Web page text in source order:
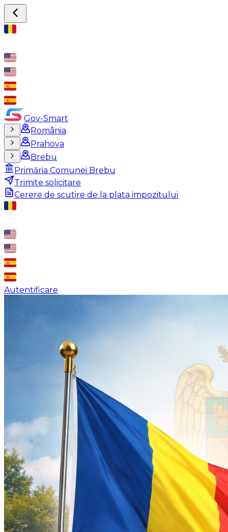
Gov-Smart
România
Prahova
Brebu
Primăria Comunei Brebu
Trimite solicitare
Cerere de scutire de la plata impozitului
Autentificare